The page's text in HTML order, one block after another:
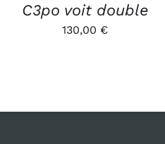
C3po voit double
130,00 €